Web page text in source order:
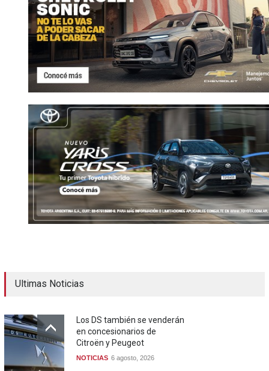
Ultimas Noticias
Los DS también se venderán
en concesionarios de
Citroën y Peugeot
NOTICIAS 6 agosto, 2026